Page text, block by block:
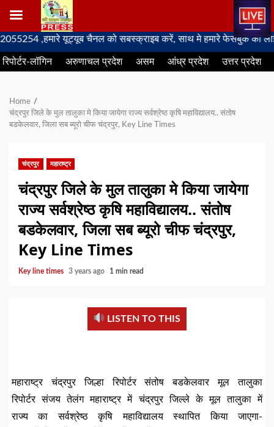
Skip
to
content
,हमारे यूट्यूब चैनल को सबस्क्राइब करें, साथ मे हमारे फेसबुक को लाइक
रिपोर्टर-लॉगिन अरुणाचल प्रदेश असम आंध्र प्रदेश उत्तर प्रदेश
Home
चंद्रपुर जिले के मुल तालुका मे किया जायेगा राज्य सर्वश्रेष्ठ कृषि महाविद्यालय.. संतोष
बडकेलवार, जिला सब ब्यूरो चीफ चंद्रपुर, Key Line Times
चंद्रपुर महाराष्ट्र
चंद्रपुर जिले के मुल तालुका मे किया जायेगा
राज्य सर्वश्रेष्ठ कृषि महाविद्यालय.. संतोष
बडकेलवार, जिला सब ब्यूरो चीफ चंद्रपुर,
Key Line Times
Key line times 3 years ago 1 min read
LISTEN TO THIS
महाराष्ट्र चंद्रपुर जिल्हा रिपोर्टर संतोष बडकेलवार मूल तालुका
रिपोर्टर संजय तेलंग महाराष्ट्र में चंद्रपुर जिल्ले के मूल तालुका में
राज्य का सर्वश्रेष्ठ कृषि महाविद्यालय स्थापित किया जाएगा-